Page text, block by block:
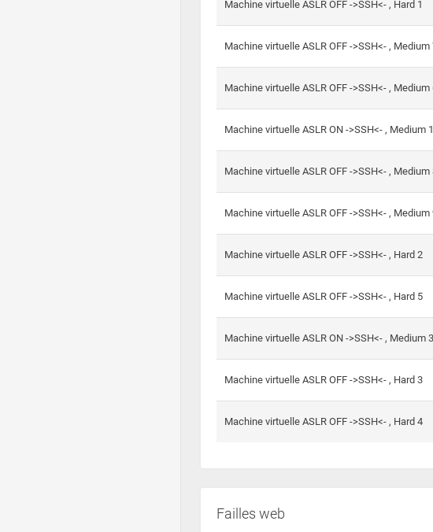
Machine virtuelle ASLR OFF ->SSH<- , Hard 1
Machine virtuelle ASLR OFF ->SSH<- , Medium
Machine virtuelle ASLR OFF ->SSH<- , Medium
Machine virtuelle ASLR ON ->SSH<- , Medium 1
Machine virtuelle ASLR OFF ->SSH<- , Medium
Machine virtuelle ASLR OFF ->SSH<- , Medium
Machine virtuelle ASLR OFF ->SSH<- , Hard 2
Machine virtuelle ASLR OFF ->SSH<- , Hard 5
Machine virtuelle ASLR ON ->SSH<- , Medium 3
Machine virtuelle ASLR OFF ->SSH<- , Hard 3
Machine virtuelle ASLR OFF ->SSH<- , Hard 4
Failles web